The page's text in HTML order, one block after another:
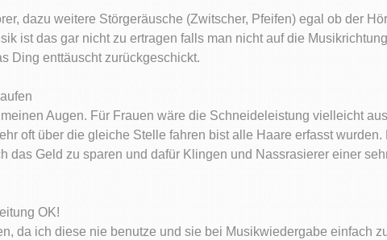
dazu weitere Störgeräusche (Zwitscher, Pfeifen) egal ob der
ist das gar nicht zu ertragen falls man nicht auf die
Ding enttäuscht zurückgeschickt.
Augen. Für Frauen wäre die Schneideleistung vielleicht
oft über die gleiche Stelle fahren bist alle Haare erfasst
das Geld zu sparen und dafür Klingen und Nassrasierer einer
OK!
da ich diese nie benutze und sie bei Musikwiedergabe einfach